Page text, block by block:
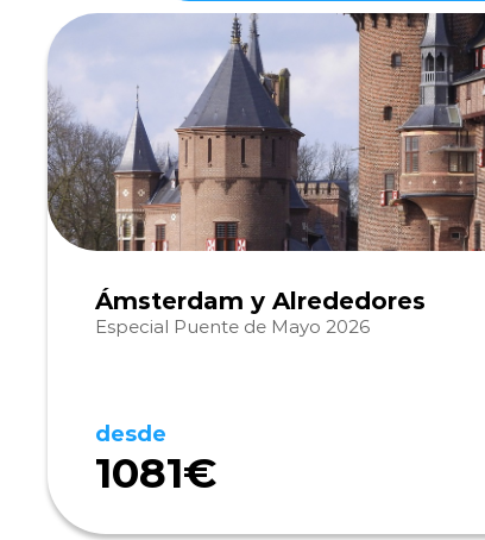
Ámsterdam y Alrededores
Especial Puente de Mayo 2026
desde
1081€